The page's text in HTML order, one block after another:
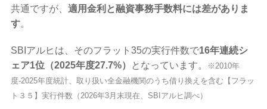
共通ですが、適用金利と融資事務手数料には差がありま
す。
SBIアルヒは、そのフラット35の実行件数で16年連続シ
ェア1位（2025年度27.7%）
となっています。
※2010年
度-2025年度統計、取り扱い全金融機関のうち借り換えを含む【フラッ
ト３５】実行件数（2026年3月末現在、SBIアルヒ調べ）